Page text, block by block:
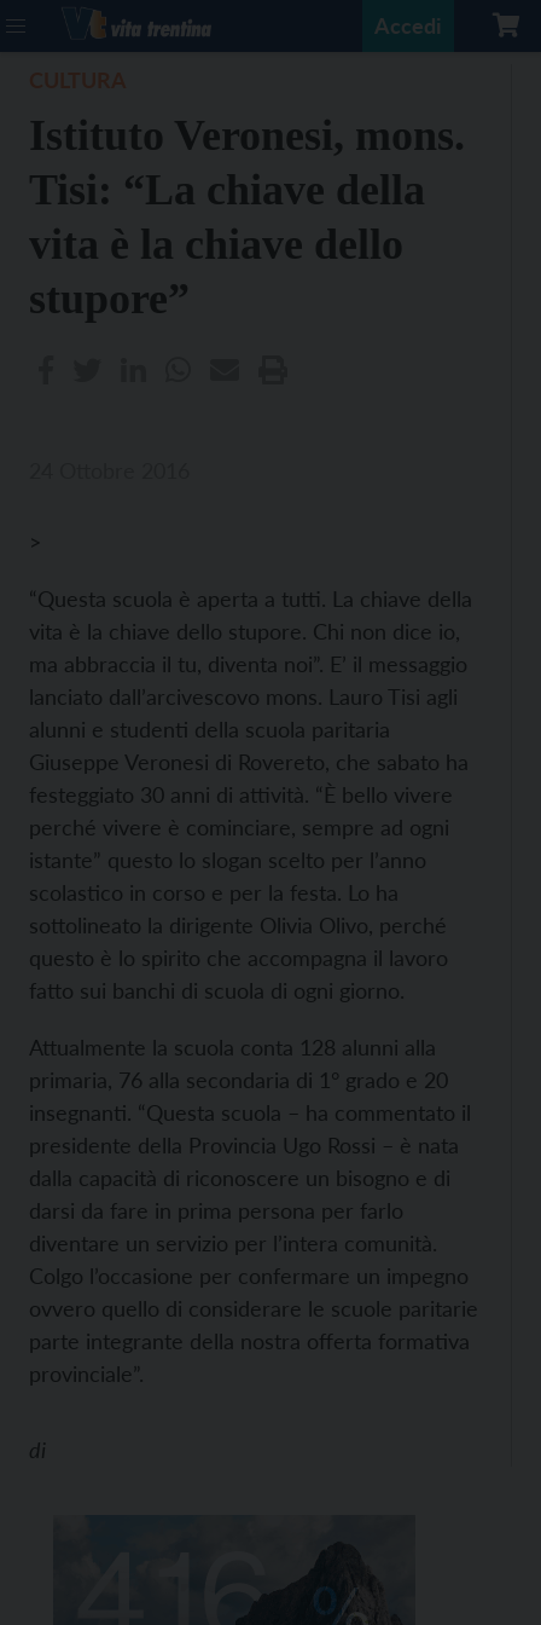
Accedi
Istituto Veronesi, mons.
Tisi: “La chiave della
vita è la chiave dello
stupore”
>
“Questa scuola è aperta a tutti. La chiave della
vita è la chiave dello stupore. Chi non dice io,
ma abbraccia il tu, diventa noi”. E’ il messaggio
lanciato dall’arcivescovo mons. Lauro Tisi agli
alunni e studenti della scuola paritaria
Giuseppe Veronesi di Rovereto, che sabato ha
festeggiato 30 anni di attività. “È bello vivere
perché vivere è cominciare, sempre ad ogni
istante” questo lo slogan scelto per l’anno
scolastico in corso e per la festa. Lo ha
sottolineato la dirigente Olivia Olivo, perché
questo è lo spirito che accompagna il lavoro
fatto sui banchi di scuola di ogni giorno.
Attualmente la scuola conta 128 alunni alla
primaria, 76 alla secondaria di 1° grado e 20
insegnanti. “Questa scuola – ha commentato il
presidente della Provincia Ugo Rossi – è nata
dalla capacità di riconoscere un bisogno e di
darsi da fare in prima persona per farlo
diventare un servizio per l’intera comunità.
Colgo l’occasione per confermare un impegno
ovvero quello di considerare le scuole paritarie
parte integrante della nostra offerta formativa
provinciale”.
di